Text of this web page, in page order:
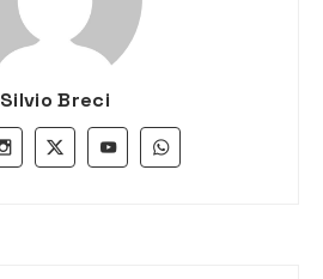
Silvio Breci